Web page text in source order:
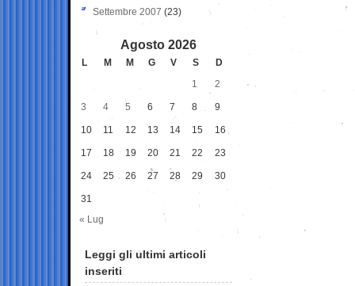
Settembre 2007 (23)
Agosto 2026
L M M G V S
D
1
2
3 4 5 6 7 8 9
10 11 12 13 14 15 16
17 18 19 20 21 22 23
24 25 26 27 28 29 30
31
« Lug
Leggi gli ultimi articoli
inseriti